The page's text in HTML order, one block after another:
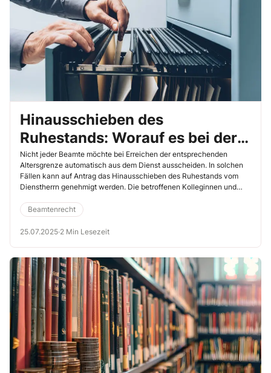
Hinausschieben des
Ruhestands: Worauf es bei der
Rücknahme der Bewilligung
ankommt
Nicht jeder Beamte möchte bei Erreichen der entsprechenden
Altersgrenze automatisch aus dem Dienst ausscheiden. In solchen
Fällen kann auf Antrag das Hinausschieben des Ruhestands vom
Dienstherrn genehmigt werden. Die betroffenen Kolleginnen und
Das kann zum Beispiel für die eigene Finanzplanung wichtig sein.
Wann der Dienstherr seine Bewilligung zurücknehmen darf, ergibt
sich aus einem aktuellen Beschluss des Verwaltungsgerichts (VG)
Beamtenrecht
25.07.2025·2 Min Lesezeit